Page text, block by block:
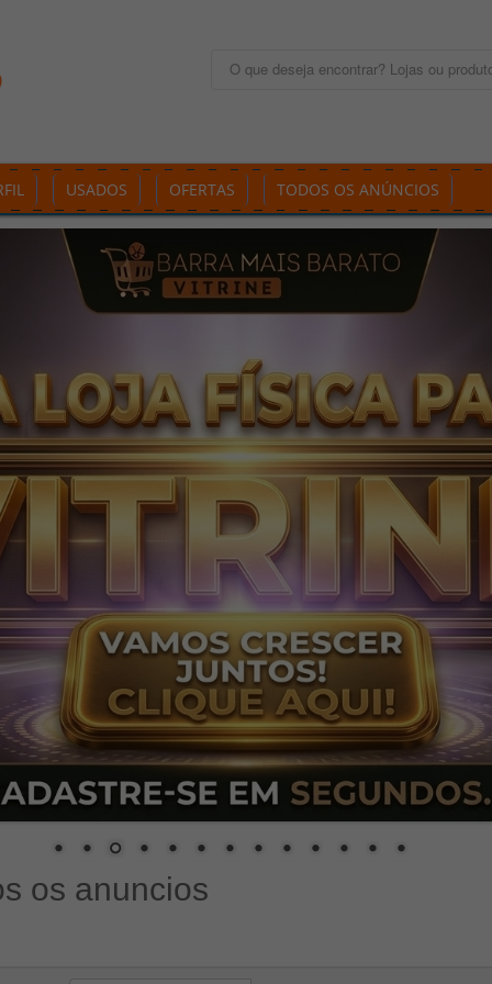
USADOS OFERTAS TODOS OS ANÚNCIOS
os anuncios